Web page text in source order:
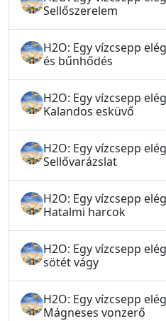
Sellőszerelem
H2O: Egy vízcsepp
és bűnhődés
H2O: Egy vízcsepp
Kalandos esküvő
H2O: Egy vízcsepp
Sellővarázslat
H2O: Egy vízcsepp
Hatalmi harcok
H2O: Egy vízcsepp
sötét vágy
H2O: Egy vízcsepp
Mágneses vonzerő